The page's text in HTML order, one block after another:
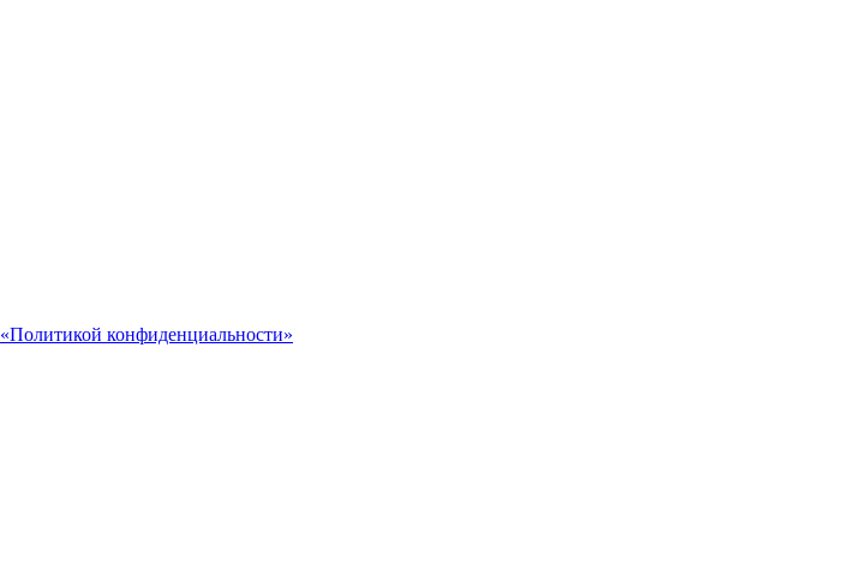
«Политикой конфиденциальности»